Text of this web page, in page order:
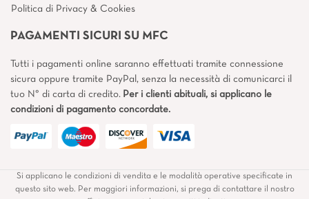
Politica di Privacy & Cookies
PAGAMENTI SICURI SU MFC
Tutti i pagamenti online saranno effettuati tramite connessione
sicura oppure tramite PayPal, senza la necessità di comunicarci il
tuo N° di carta di credito. Per i clienti abituali, si applicano le
condizioni di pagamento concordate.
Si applicano le condizioni di vendita e le modalità operative specificate in
questo sito web. Per maggiori informazioni, si prega di contattare il nostro